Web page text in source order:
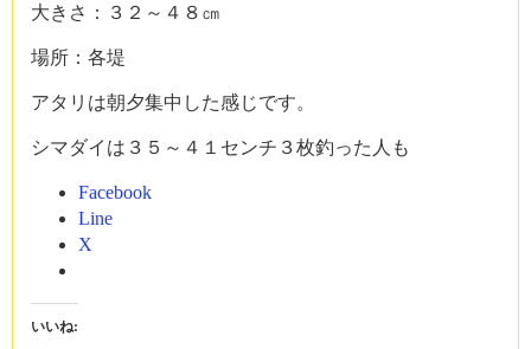
大きさ：３２～４８㎝
場所：各堤
アタリは朝夕集中した感じです。
シマダイは３５～４１センチ３枚釣った人も
Facebook
Line
X
いいね: